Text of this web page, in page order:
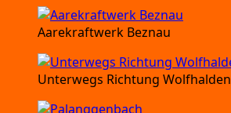
Aarekraftwerk Beznau
Unterwegs Richtung Wolfhalden